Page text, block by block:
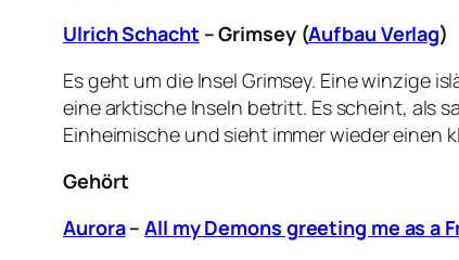
Ulrich Schacht – Grimsey (Aufbau Verlag)
Es geht um die Insel Grimsey. Eine winzige
eine arktische Inseln betritt. Es scheint, als
Einheimische und sieht immer wieder einen
Gehört
Aurora–All my Demons greeting me as a